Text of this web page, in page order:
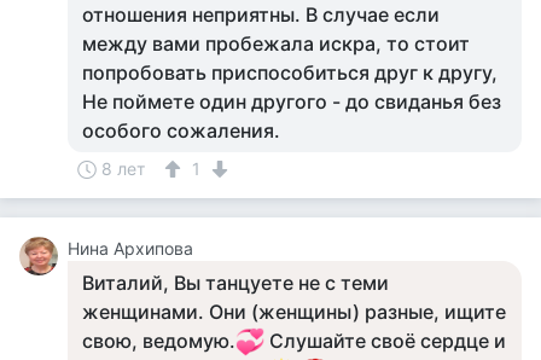
отношения неприятны. В случае если
между вами пробежала искра, то стоит
попробовать приспособиться друг к другу,
Не поймете один другого - до свиданья без
особого сожаления.
8 лет 1
Нина Архипова
Виталий, Вы танцуете не с теми
женщинами. Они (женщины) разные, ищите
свою, ведомую.
Слушайте своё сердце и